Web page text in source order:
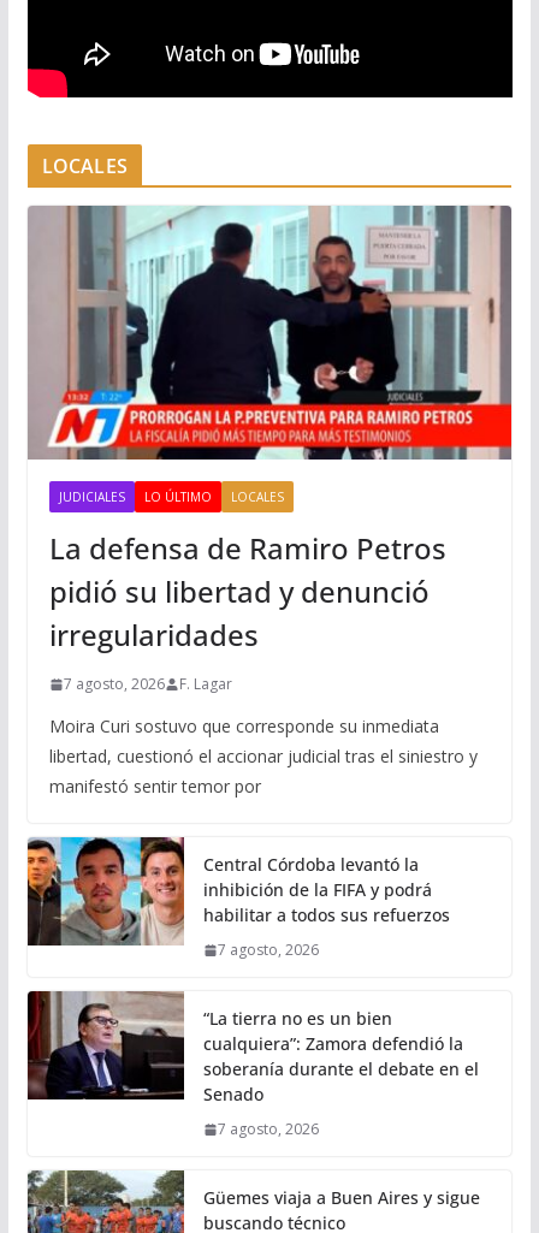
LOCALES
JUDICIALES LO ÚLTIMO LOCALES
La defensa de Ramiro Petros
pidió su libertad y denunció
irregularidades
7 agosto, 2026 F. Lagar
Moira Curi sostuvo que corresponde su inmediata
libertad, cuestionó el accionar judicial tras el siniestro y
manifestó sentir temor por
Central Córdoba levantó la
inhibición de la FIFA y podrá
habilitar a todos sus refuerzos
7 agosto, 2026
“La tierra no es un bien
cualquiera”: Zamora defendió la
soberanía durante el debate en el
Senado
7 agosto, 2026
Güemes viaja a Buen Aires y sigue
buscando técnico